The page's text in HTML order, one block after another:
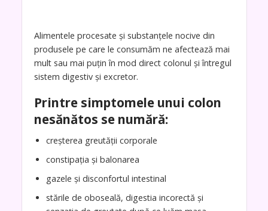
Alimentele procesate și substanțele nocive din
produsele pe care le consumăm ne afectează mai
mult sau mai puțin în mod direct colonul și întregul
sistem digestiv și excretor.
Printre simptomele unui colon
nesănătos se numără:
creșterea greutății corporale
constipația și balonarea
gazele și disconfortul intestinal
stările de oboseală, digestia incorectă și